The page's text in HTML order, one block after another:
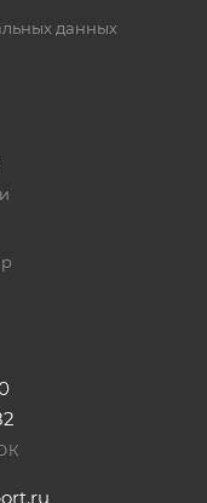
данных